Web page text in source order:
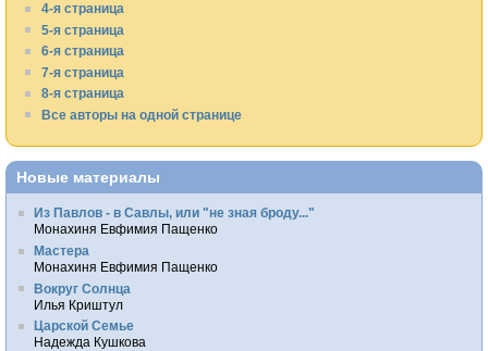
4-я страница
5-я страница
6-я страница
7-я страница
8-я страница
Все авторы на одной странице
Новые материалы
Из Павлов - в Савлы, или "не зная броду..."
Монахиня Евфимия Пащенко
Мастера
Монахиня Евфимия Пащенко
Вокруг Солнца
Илья Криштул
Царской Семье
Надежда Кушкова